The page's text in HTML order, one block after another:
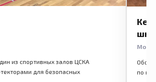
из спортивных залов ЦСКА
для безопасных
по